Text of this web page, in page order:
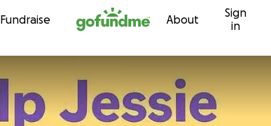
Skip to content
Fundraise About
Sign
in